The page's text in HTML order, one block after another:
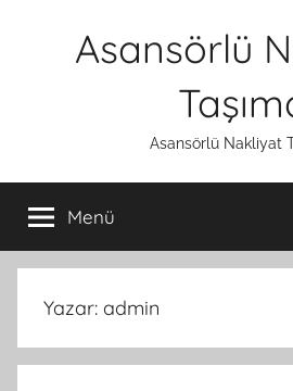
Asansörlü
Asansörlü Nakliyat
Menü
Yazar: admin